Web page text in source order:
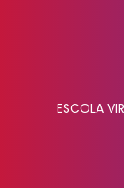
ESCOLA